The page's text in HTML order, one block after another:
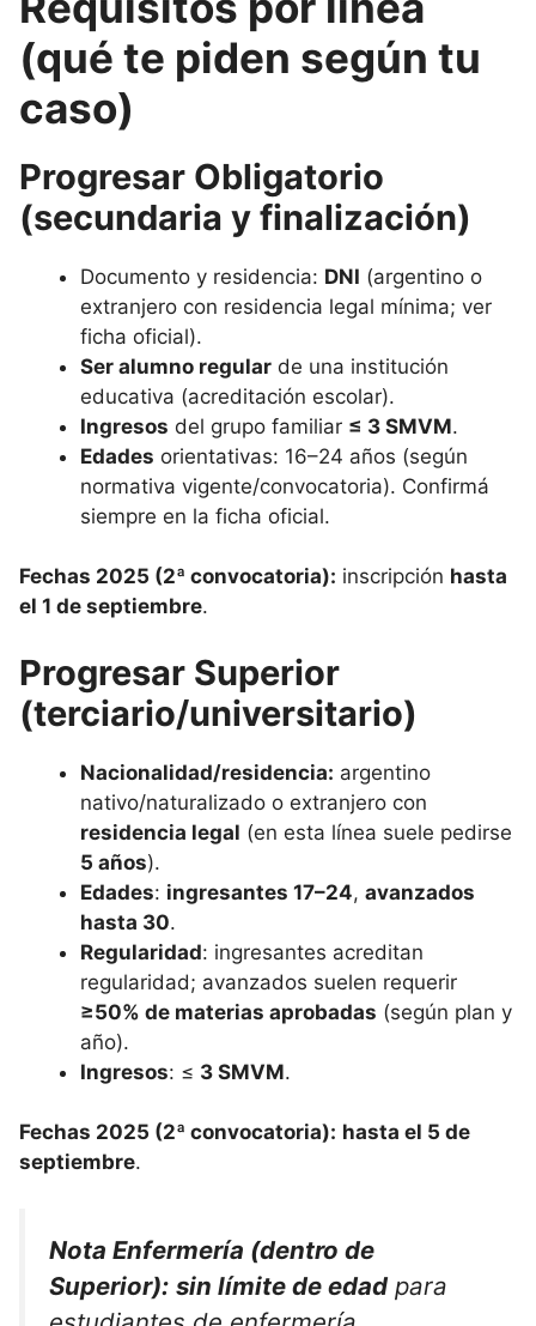
(qué te piden según tu
caso)
Progresar Obligatorio
(secundaria y finalización)
Documento y residencia: DNI (argentino o
extranjero con residencia legal mínima; ver
ficha oficial).
Ser alumno regular de una institución
educativa (acreditación escolar).
Ingresos del grupo familiar ≤ 3 SMVM.
Edades orientativas: 16–24 años (según
normativa vigente/convocatoria). Confirmá
siempre en la ficha oficial.
Fechas 2025 (2ª convocatoria): inscripción hasta
el 1 de septiembre.
Progresar Superior
(terciario/universitario)
Nacionalidad/residencia: argentino
nativo/naturalizado o extranjero con
residencia legal (en esta línea suele pedirse
5 años).
Edades: ingresantes 17–24, avanzados
hasta 30.
Regularidad: ingresantes acreditan
regularidad; avanzados suelen requerir
≥50% de materias aprobadas (según plan y
año).
Ingresos: ≤ 3 SMVM.
Fechas 2025 (2ª convocatoria): hasta el 5 de
septiembre.
Nota Enfermería (dentro de
Superior): sin límite de edadpara